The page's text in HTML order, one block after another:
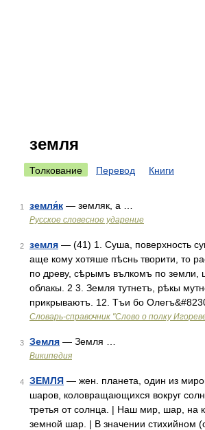
земля
Толкование Перевод Книги
1 земля́к — земляк, а …
Русское словесное ударение
2 земля — (41) 1. Суша, поверхность
аще кому хотяше пѣснь творити, то
по древу, сѣрымъ вълкомъ по
облакы. 2 3. Земля тутнетъ, рѣкы
прикрываютъ. 12. Тъи бо
Словарь-справочник "Слово о полку
3 Земля — Земля …
Википедия
4 ЗЕМЛЯ — жен. планета, один из
шаров, коловращающихся вокруг
третья от солнца. | Наш мир, шар, на
земной шар. | В значении стихийном